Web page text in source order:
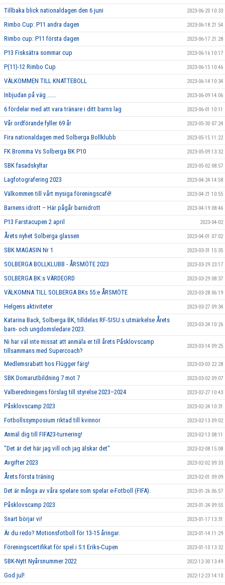
Tillbaka blick nationaldagen den 6 juni 2023-06-20 10:33
Rimbo Cup: P11 andra dagen 2023-06-18 21:54
Rimbo cup: P11 första dagen 2023-06-17 21:28
P13 Fisksätra sommar cup 2023-06-16 10:17
P(11)-12 Rimbo Cup 2023-06-15 10:46
VÄLKOMMEN TILL KNATTEBOLL 2023-06-14 10:34
Inbjudan på väg ...... 2023-06-09 14:06
6 fördelar med att vara tränare i ditt barns lag 2023-06-01 10:11
Vår ordförande fyller 69 år 2023-05-30 07:24
Fira nationaldagen med Solberga Bollklubb 2023-05-15 11:22
FK Bromma Vs Solberga BK P10 2023-05-09 13:32
SBK fasadskyltar 2023-05-02 08:57
Lagfotografering 2023 2023-04-24 14:58
Välkommen till vårt mysiga föreningscafé! 2023-04-21 10:55
Barnens idrott – Här pågår barnidrott 2023-04-19 08:46
P13 Farstacupen 2 april 2023-04-02
Årets nyhet Solberga glassen 2023-04-01 07:02
SBK MAGASIN Nr 1 2023-03-31 15:35
SOLBERGA BOLLKLUBB - ÅRSMÖTE 2023 2023-03-29 23:17
SOLBERGA BK:s VÄRDEORD 2023-03-29 08:37
VÄLKOMNA TILL SOLBERGA BKs 55:e ÅRSMÖTE 2023-03-28 06:19
Helgens aktiviteter 2023-03-27 09:34
Katarina Back, Solberga BK, tilldelas RF-SISU:s utmärkelse Årets
barn- och ungdomsledare 2023.
2023-03-24 10:26
Ni har väl inte missat att anmäla er till årets Påsklovscamp
tillsammans med Supercoach?
2023-03-14 09:25
Medlemsrabatt hos Flügger färg! 2023-03-03 22:28
SBK Domarutbildning 7 mot 7 2023-03-02 09:07
Valberedningens förslag till styrelse 2023–2024 2023-02-27 10:43
Påsklovscamp 2023 2023-02-24 10:31
Fotbollssymposium riktad till kvinnor 2023-02-13 09:02
Anmäl dig till FIFA23-turnering! 2023-02-13 08:11
"Det är det här jag vill och jag älskar det" 2023-02-08 15:08
Avgifter 2023 2023-02-02 09:33
Årets första träning 2023-02-01 09:09
Det är många av våra spelare som spelar e-Fotboll (FIFA). 2023-01-26 06:57
Påsklovscamp 2023 2023-01-24 09:55
Snart börjar vi! 2023-01-17 13:31
Är du redo? Motionsfotboll för 13-15 åringar. 2023-01-14 11:29
Föreningscertifikat för spel i S:t Eriks-Cupen 2023-01-10 13:32
SBK-Nytt Nyårsnummer 2022 2022-12-30 13:49
God jul! 2022-12-23 14:10